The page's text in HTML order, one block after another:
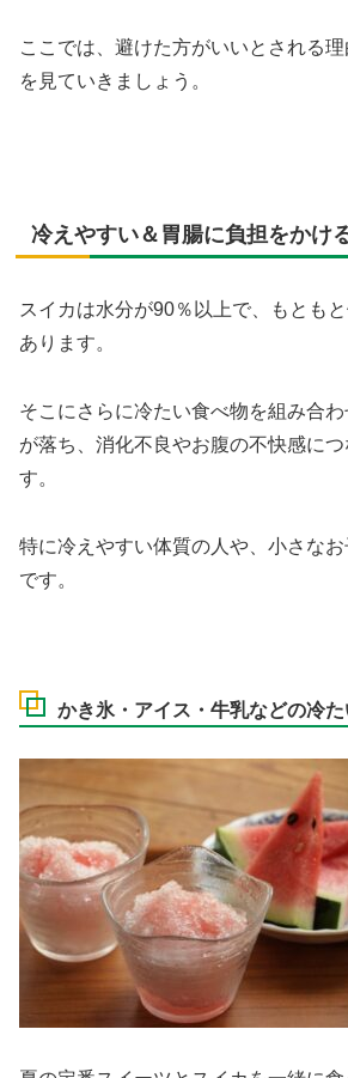
ここでは、避けた方がいいとされる
を見ていきましょう。
冷えやすい＆胃腸に負担をかけ
スイカは水分が90％以上で、もとも
あります。
そこにさらに冷たい食べ物を組み合
が落ち、消化不良やお腹の不快感に
す。
特に冷えやすい体質の人や、小さな
です。
かき氷・アイス・牛乳などの冷